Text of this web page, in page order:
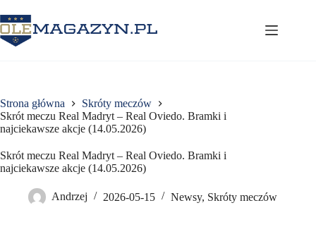
do
treści
Strona główna
Skróty meczów
Skrót meczu Real Madryt – Real Oviedo. Bramki i
najciekawsze akcje (14.05.2026)
Skrót meczu Real Madryt – Real Oviedo. Bramki i
najciekawsze akcje (14.05.2026)
Andrzej 2026-05-15 Newsy, Skróty meczów